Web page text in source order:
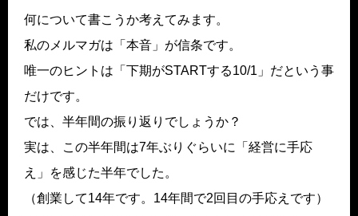
何について書こうか考えてみます。
私のメルマガは「本音」が信条です。
唯一のヒントは「下期がSTARTする10/1」だという事
だけです。
では、半年間の振り返りでしょうか？
実は、この半年間は7年ぶりぐらいに「経営に手応
え」を感じた半年でした。
（創業して14年です。14年間で2回目の手応えです）